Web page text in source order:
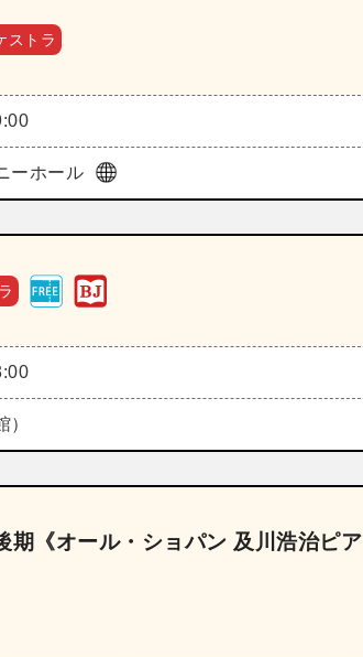
ストラ
ーホール
《オール・ショパン 及川浩治ピア